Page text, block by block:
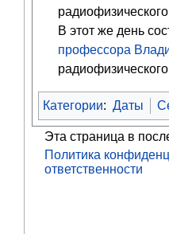
В этот же день
профессора
Категории: Даты
Эта страница в
Политика
ответственности